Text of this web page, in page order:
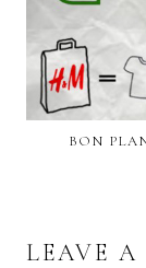
BON
LEAVE A